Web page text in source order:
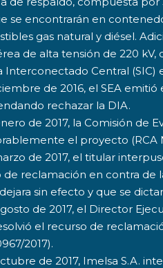
se encontrarán en
gas natural y diésel.
de alta tensión de 220
Interconectado Central (SIC)
de 2016, el SEA
rechazar la DIA.
de 2017, la Comisión de
el proyecto (RCA
de 2017, el titular
de reclamación en contra de
sin efecto y que se
de 2017, el Director
el recurso de
2017).
de 2017, Imelsa S.A.